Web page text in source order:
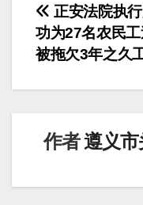
文
章
导
正安法院执
功为27名农民工
被拖欠3年之久
作者遵义市